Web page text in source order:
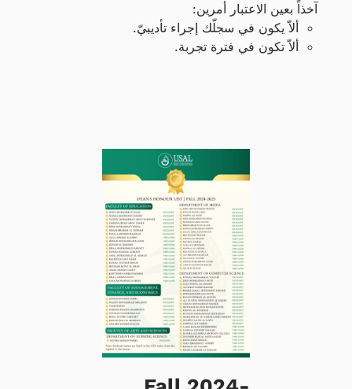
آخذاً بعين الاعتبار أمرين:
ألاّ يكون في سجلّك إجراء تأديبيّ.
ألاّ تكون في فترة تجربة.